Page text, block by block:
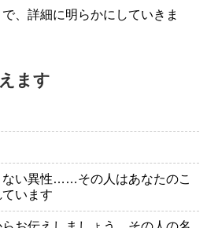
、詳細に明らかにしていきま
ます
ない異性……その人はあなたのこ
います